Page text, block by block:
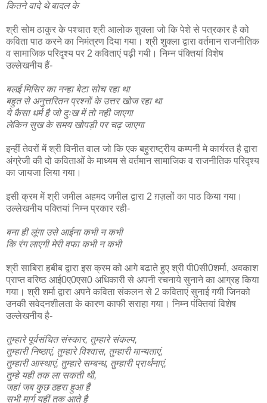
कितने वादे थे बादल के
श्री सोम ठाकुर के पश्चात श्री आलोक शुक्ला जो कि पेशे से पत्रकार है को
कविता पाठ करने का निमंत्रण दिया गया। श्री शुक्ला द्वारा वर्तमान राजनीतिक
व सामाजिक परिदृश्य पर 2 कविताएं पढ़ी गयी। निम्न पंक्तियां विशेष
उल्लेखनीय हैं-
बलई मिसिर का नन्हा बेटा सोच रहा था
बहुत से अनुत्तरितन प्रश्नों के उत्तर खोज रहा था
ये कैसा धर्म है जो दुःख में तो नही जाएगा
लेकिन सुख के समय खोपड़ी पर चढ़ जाएगा
इन्हीं तेवरों में श्री विनीत वाल जो कि एक बहुराष्ट्रीय कम्पनी मे कार्यरत है द्वारा
अंग्रेजी की दो कविताओं के माध्यम से वर्तमान सामाजिक व राजनीतिक परिदृश्य
का जायजा लिया गया।
इसी क्रम में श्री जमील अहमद जमील द्वारा 2 ग़ज़लों का पाठ किया गया।
उल्लेखनीय पक्तियां निम्न प्रकार रही-
बना ही लूंगा उसे आईना कभी न कभी
कि रंग लाएगी मेरी वफा कभी न कभी
श्री साबिरा हबीब द्वारा इस क्रम को आगे बढाते हुए श्री पी0सी0शर्मा, अवकाश
प्राप्त वरिष्ठ आई0ए0एस0 अधिकारी से अपनी रचनाये सुनाने का आग्रह किया
गया। श्री शर्मा द्वारा अपने कविता संकलन से 2 कविताएं सुनाई गयी जिनको
उनकी सवेदनशीलता के कारण काफी सराहा गया। निम्न पंक्तियां विशेष
उल्लेखनीय है-
तुम्हारे पूर्वसंचित संस्कार, तुम्हारे संकल्प,
तुम्हारी निष्ठाएं, तुम्हारे विश्वास, तुम्हारी मान्यताएं,
तुम्हारी आस्थाएं, तुम्हारे सम्बन्ध, तुम्हारी प्रार्थनाएं,
तुम्हे यही तक ला सकती थी,
जहां जब कुछ ठहरा हुआ है
सभी मार्ग यहीं तक आते है